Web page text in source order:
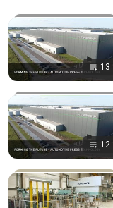
13
12